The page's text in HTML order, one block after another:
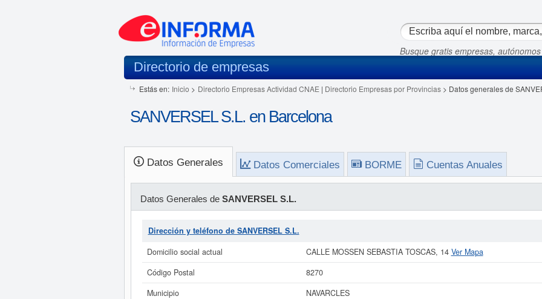
Busque gratis empresas,
Directorio de empresas
Estás en: Inicio > Directorio Empresas Actividad CNAE | Directorio Empresas por Provincias> Datos generales de
SANVERSEL S.L. en Barcelona
Datos Generales Datos Comerciales BORME Cuentas Anuales
Datos Generales de SANVERSEL S.L.
Dirección y teléfono de SANVERSEL S.L.
Domicilio social actual
CALLE MOSSEN SEBASTIA TOSCAS, 14 Ver Mapa
Código Postal
8270
Municipio
NAVARCLES